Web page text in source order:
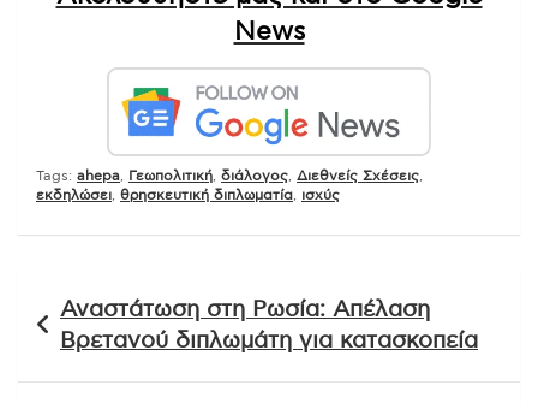
News
Tags: ahepa Γεωπολιτική διάλογος Διεθνείς Σχέσεις
εκδηλώσει θρησκευτική διπλωματία ισχύς
άρθρων
Αναστάτωση στη Ρωσία: Απέλαση
Βρετανού διπλωμάτη για κατασκοπεία